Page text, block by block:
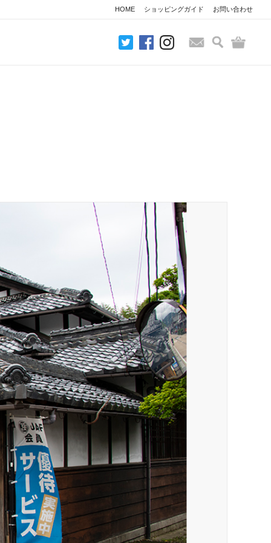
HOME ショッピングガイド お問い合わせ
お問い合わせ
検索